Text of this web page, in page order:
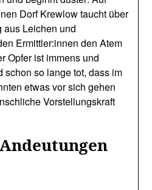
Dorf Krewlow taucht über
aus Leichen und
Ermittler:innen den Atem
Opfer ist immens und
schon so lange tot, dass im
etwas vor sich gehen
Vorstellungskraft